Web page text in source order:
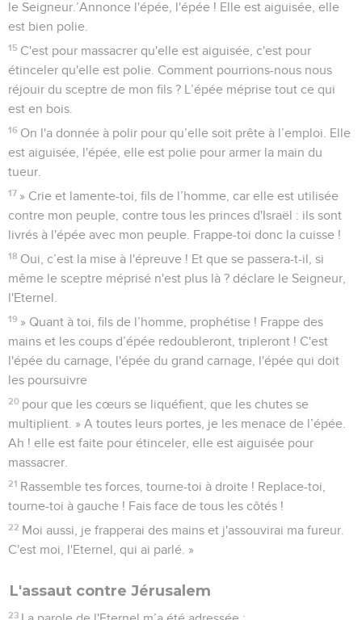
le Seigneur.’Annonce l'épée, l'épée ! Elle est aiguisée, elle
est bien polie.
15 C'est pour massacrer qu'elle est aiguisée, c'est pour
étinceler qu'elle est polie. Comment pourrions-nous nous
réjouir du sceptre de mon fils ? L’épée méprise tout ce qui
est en bois.
16 On l'a donnée à polir pour qu’elle soit prête à l’emploi. Elle
est aiguisée, l'épée, elle est polie pour armer la main du
tueur.
17 » Crie et lamente-toi, fils de l’homme, car elle est utilisée
contre mon peuple, contre tous les princes d'Israël : ils sont
livrés à l'épée avec mon peuple. Frappe-toi donc la cuisse !
18 Oui, c’est la mise à l'épreuve ! Et que se passera-t-il, si
même le sceptre méprisé n'est plus là ? déclare le Seigneur,
l'Eternel.
19 » Quant à toi, fils de l’homme, prophétise ! Frappe des
mains et les coups d’épée redoubleront, tripleront ! C'est
l'épée du carnage, l'épée du grand carnage, l'épée qui doit
les poursuivre
20 pour que les cœurs se liquéfient, que les chutes se
multiplient. » A toutes leurs portes, je les menace de l’épée.
Ah ! elle est faite pour étinceler, elle est aiguisée pour
massacrer.
21 Rassemble tes forces, tourne-toi à droite ! Replace-toi,
tourne-toi à gauche ! Fais face de tous les côtés !
22 Moi aussi, je frapperai des mains et j'assouvirai ma fureur.
C'est moi, l'Eternel, qui ai parlé. »
L'assaut contre Jérusalem
23